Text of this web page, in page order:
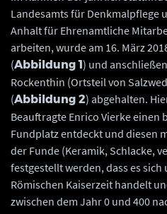
Landesamts für Denkmalpflege
Anhalt für Ehrenamtliche
arbeiten, wurde am 16. März
(Abbildung 1 ) und
Rockenthin (Ortsteil von
(Abbildung 2) abgehalten.
Beauftragte Enrico Vierke einen
Fundplatz entdeckt und diesen
der Funde (Keramik, Schlacke,
festgestellt werden, dass es
Römischen Kaiserzeit handelt
zwischen dem Jahr 0 und 400